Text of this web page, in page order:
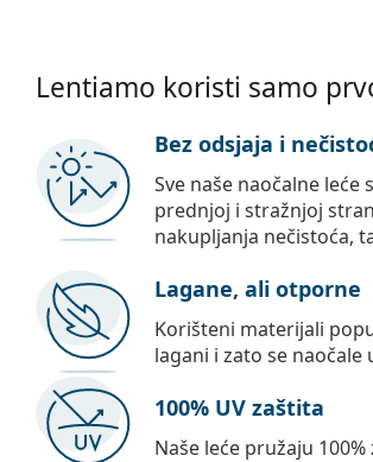
Lentiamo koristi samo
Bez odsjaja i
Sve naše naočalne
prednjoj i stražnjoj
nakupljanja nečistoća,
Lagane, ali otporne
Korišteni materijali
lagani i zato se naočale
100% UV zaštita
Naše leće pružaju